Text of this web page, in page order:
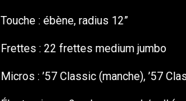
Touche : ébène, radius 12”
Frettes : 22 frettes medium jumbo
Micros : ’57 Classic (manche), ’57